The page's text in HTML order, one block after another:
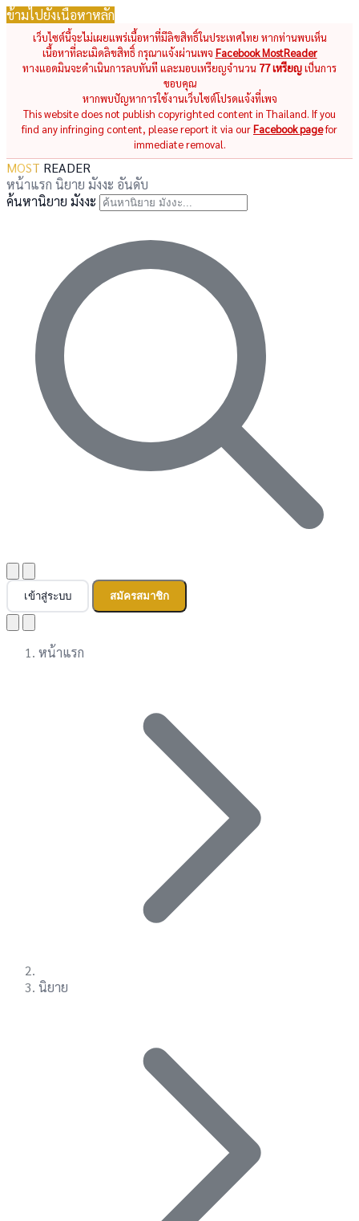
ข้ามไปยังเนื้อหาหลัก
เว็บไซต์นี้จะไม่เผยแพร่เนื้อหาที่มีลิขสิทธิ์ในประเทศไทย หากท่านพบเห็น
เนื้อหาที่ละเมิดลิขสิทธิ์ กรุณาแจ้งผ่านเพจ Facebook MostReader
ทางแอดมินจะดำเนินการลบทันที และมอบเหรียญจำนวน 77 เหรียญเป็นการ
ขอบคุณ
หากพบปัญหาการใช้งานเว็บไซต์โปรดแจ้งที่เพจ
This website does not publish copyrighted content in Thailand. If you
find any infringing content, please report it via ourFacebook pagefor
immediate removal.
MOST READER
หน้าแรก นิยาย มังงะ อันดับ
ค้นหานิยาย มังงะ
เข้าสู่ระบบ สมัครสมาชิก
หน้าแรก
นิยาย